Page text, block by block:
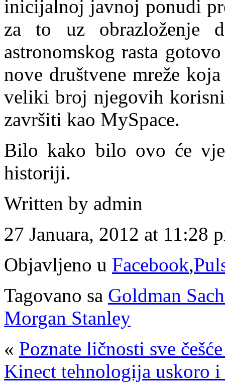
inicijalnoj javnoj ponudi
za to uz obrazloženje
astronomskog rasta
nove društvene mreže
veliki broj njegovih
završiti kao MySpace.
Bilo kako bilo ovo će
historiji.
Written by admin
27 Januara, 2012 at 11:28
Objavljeno u Facebook,
Tagovano sa Goldman
Morgan Stanley
« Poznate ličnosti sve
Kinect tehnologija uskoro